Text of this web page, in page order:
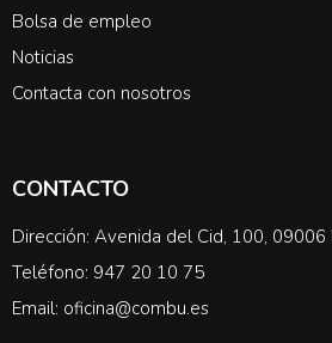
Bolsa de empleo
Noticias
Contacta con nosotros
CONTACTO
Dirección: Avenida del Cid, 100, 09006
Teléfono: 947 20 10 75
Email: oficina@combu.es